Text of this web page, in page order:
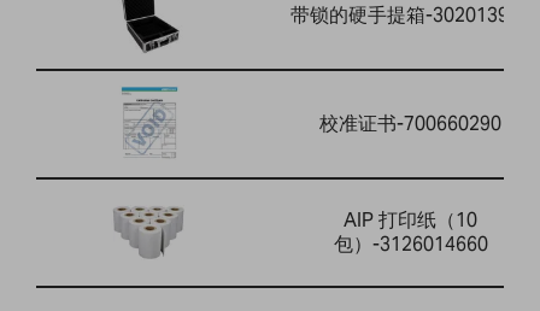
带锁的硬手提箱-302013912
校准证书-700660290
AIP 打印纸（10
包）-3126014660